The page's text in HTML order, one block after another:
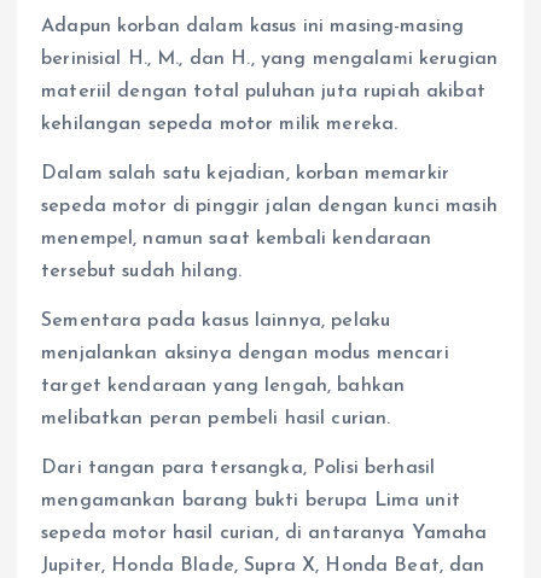
Adapun korban dalam kasus ini masing-masing
berinisial H., M., dan H., yang mengalami kerugian
materiil dengan total puluhan juta rupiah akibat
kehilangan sepeda motor milik mereka.
Dalam salah satu kejadian, korban memarkir
sepeda motor di pinggir jalan dengan kunci masih
menempel, namun saat kembali kendaraan
tersebut sudah hilang.
Sementara pada kasus lainnya, pelaku
menjalankan aksinya dengan modus mencari
target kendaraan yang lengah, bahkan
melibatkan peran pembeli hasil curian.
Dari tangan para tersangka, Polisi berhasil
mengamankan barang bukti berupa Lima unit
sepeda motor hasil curian, di antaranya Yamaha
Jupiter, Honda Blade, Supra X, Honda Beat, dan